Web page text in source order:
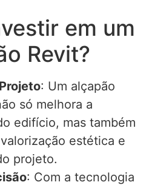
em um
Revit?
: Um alçapão
só melhora a
edifício, mas também
estética e
projeto.
: Com a tecnologia